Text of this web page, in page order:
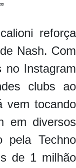
reforça
Nash. Com
no Instagram
clubs ao
vem tocando
em diversos
pela Techno
de 1 milhão